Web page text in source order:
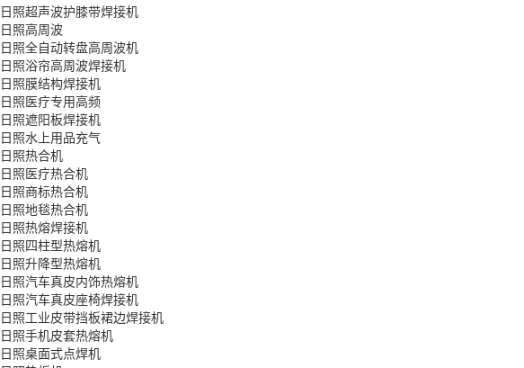
日照超声波护膝带焊接机
日照高周波
日照全自动转盘高周波机
日照浴帘高周波焊接机
日照膜结构焊接机
日照医疗专用高频
日照遮阳板焊接机
日照水上用品充气
日照热合机
日照医疗热合机
日照商标热合机
日照地毯热合机
日照热熔焊接机
日照四柱型热熔机
日照升降型热熔机
日照汽车真皮内饰热熔机
日照汽车真皮座椅焊接机
日照工业皮带挡板裙边焊接机
日照手机皮套热熔机
日照桌面式点焊机